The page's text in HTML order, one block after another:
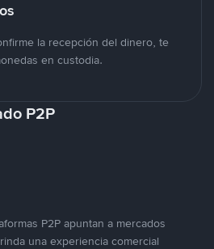
la recepción del dinero, te
en custodia.
P2P
P2P apuntan a mercados
una experiencia comercial